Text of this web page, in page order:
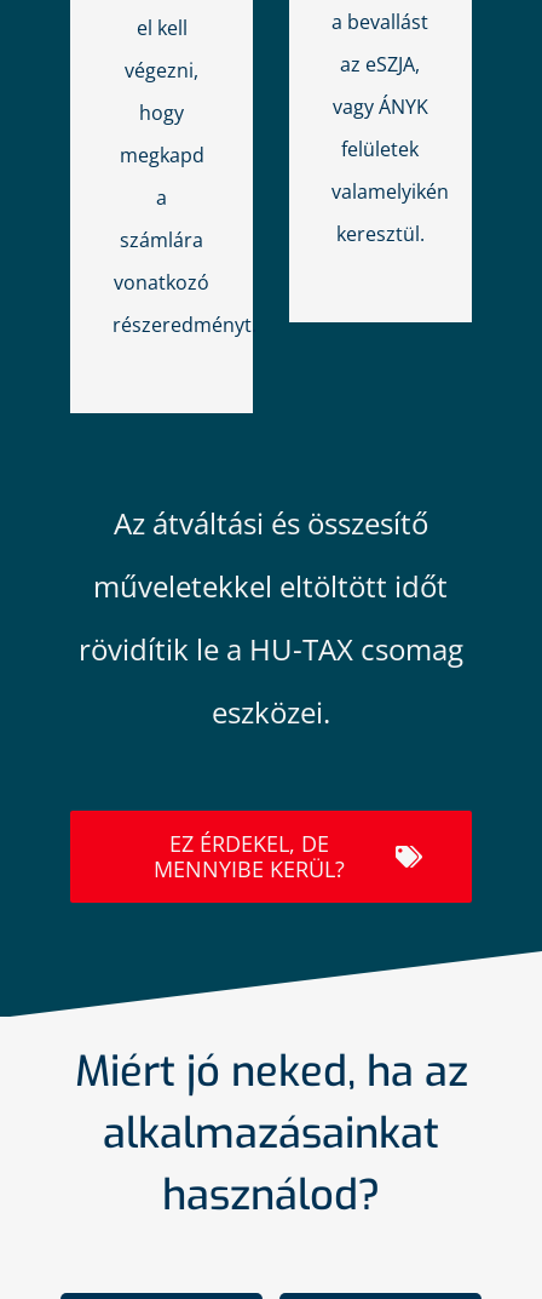
el kell
végezni,
hogy
megkapd
a
számlára
vonatkozó
részeredményt.
a bevallást
az eSZJA,
vagy ÁNYK
felületek
valamelyikén
keresztül.
Az átváltási és összesítő
műveletekkel eltöltött időt
rövidítik le a HU-TAX csomag
eszközei.
EZ ÉRDEKEL, DE
MENNYIBE KERÜL?
Miért jó neked, ha az
alkalmazásainkat
használod?